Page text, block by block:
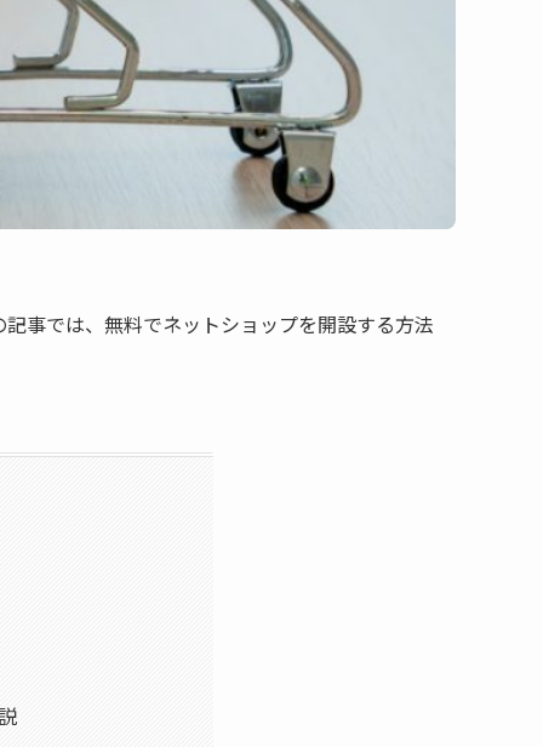
事では、無料でネットショップを開設する方法